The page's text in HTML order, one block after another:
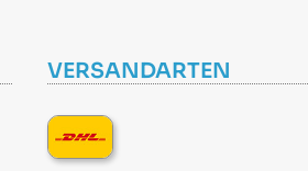
VERSANDARTEN